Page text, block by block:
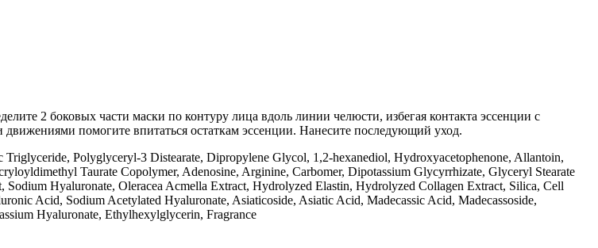
2 боковых части маски по контуру лица вдоль линии челюсти, избегая контакта эссенции с
помогите впитаться остаткам эссенции. Нанесите последующий уход.
Polyglyceryl-3 Distearate, Dipropylene Glycol, 1,2-hexanediol, Hydroxyacetophenone, Allantoin,
Taurate Copolymer, Adenosine, Arginine, Carbomer, Dipotassium Glycyrrhizate, Glyceryl Stearate
Hyaluronate, Oleracea Acmella Extract, Hydrolyzed Elastin, Hydrolyzed Collagen Extract, Silica, Cell
Acid, Sodium Acetylated Hyaluronate, Asiaticoside, Asiatic Acid, Madecassic Acid, Madecassoside,
Hyaluronate, Ethylhexylglycerin, Fragrance